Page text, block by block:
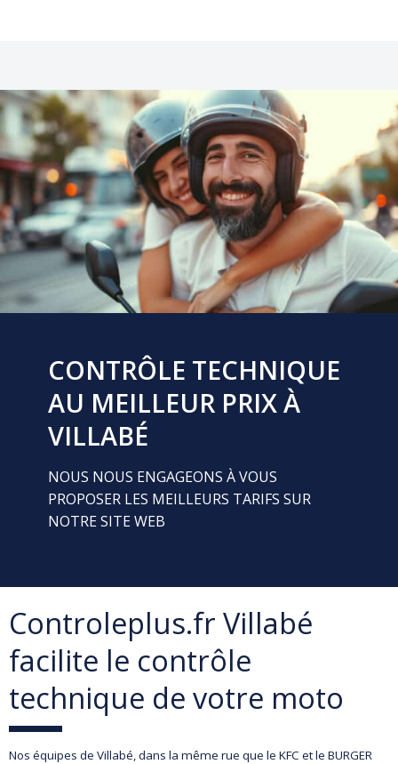
CONTRÔLE TECHNIQUE
AU MEILLEUR PRIX À
VILLABÉ
NOUS NOUS ENGAGEONS À VOUS
PROPOSER LES MEILLEURS TARIFS SUR
NOTRE SITE WEB
Controleplus.fr Villabé
facilite le contrôle
technique de votre moto
Nos équipes de Villabé, dans la même rue que le KFC et le BURGER